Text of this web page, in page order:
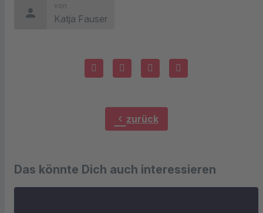
person
von
Katja Fauser
chevron_left zurück
Das könnte Dich auch interessieren